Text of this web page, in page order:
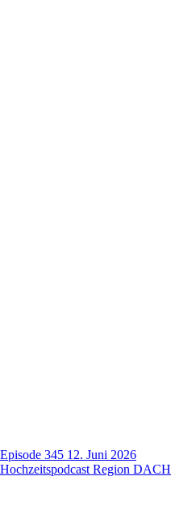
Episode 345 12. Juni 2026
Hochzeitspodcast Region DACH